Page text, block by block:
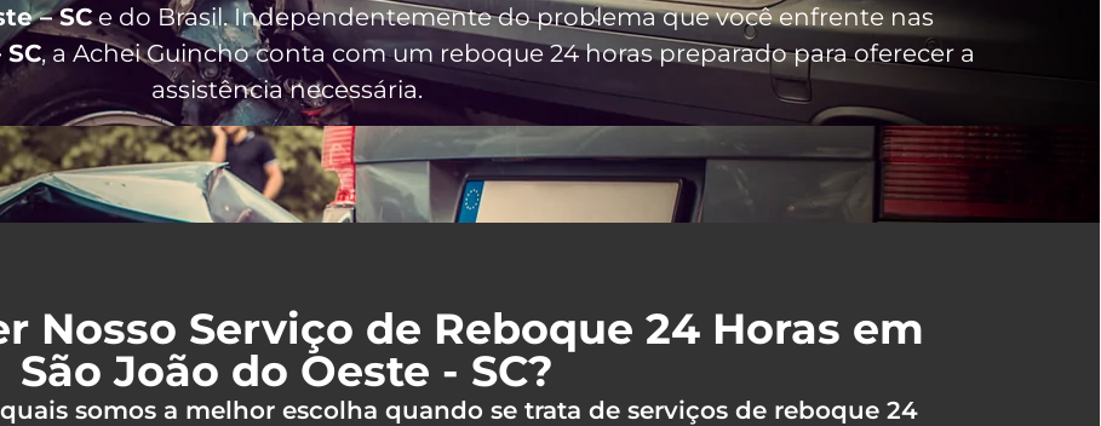
– SCe do Brasil. Independentemente do problema que você enfrente nas
, a Achei Guincho conta com um reboque 24 horas preparado para oferecer a
assistência necessária.
Nosso Serviço de Reboque 24 Horas em
São João do Oeste - SC?
somos a melhor escolha quando se trata de serviços de reboque 24